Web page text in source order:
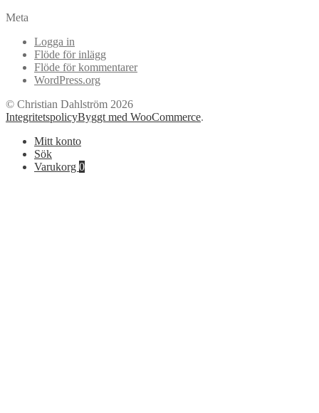
Meta
Logga in
Flöde för inlägg
Flöde för kommentarer
WordPress.org
© Christian Dahlström 2026
IntegritetspolicyByggt med WooCommerce.
Mitt konto
Sök
Varukorg 0